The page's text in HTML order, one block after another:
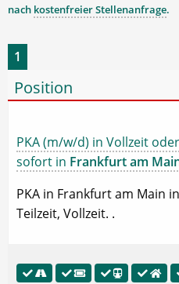
nach kostenfreier Stellenanfrage.
1
Position
PKA (m/w/d) in Vollzeit
sofort in Frankfurt am
PKA in Frankfurt am Main
Teilzeit, Vollzeit. .